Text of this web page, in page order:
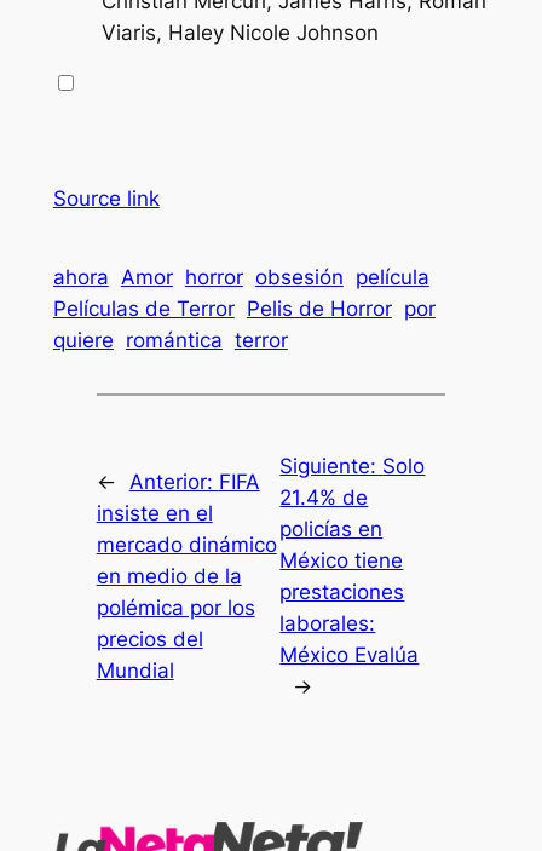
Viaris, Haley Nicole Johnson
Source link
ahora Amor horror obsesión película
Películas de Terror Pelis de Horror por
quiere romántica terror
← Anterior: FIFA
insiste en el
mercado dinámico
en medio de la
polémica por los
precios del
Mundial
Siguiente: Solo
21.4% de
policías en
México tiene
prestaciones
laborales:
México Evalúa
→